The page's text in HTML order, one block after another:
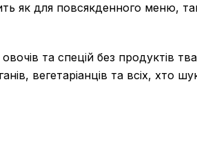
як для повсякденного меню,
та спецій без продуктів
вегетаріанців та всіх, хто